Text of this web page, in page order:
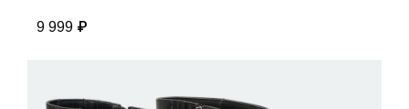
9 999 ₽